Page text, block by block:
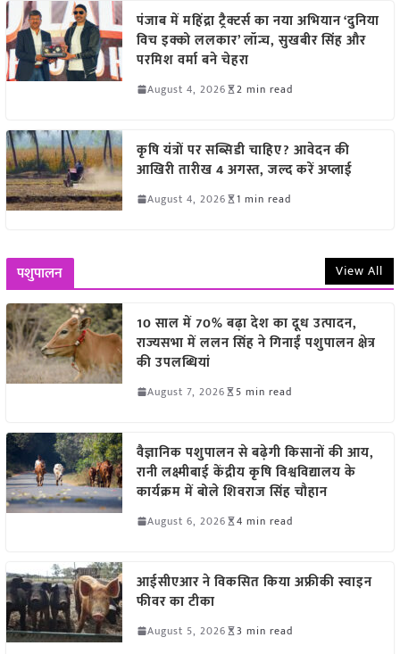
पंजाब में महिंद्रा ट्रैक्टर्स का नया अभियान ‘दुनिया
विच इक्को ललकार’ लॉन्च, सुखबीर सिंह और
परमिश वर्मा बने चेहरा
August 4, 2026 2 min read
कृषि यंत्रों पर सब्सिडी चाहिए? आवेदन की
आखिरी तारीख 4 अगस्त, जल्द करें अप्लाई
August 4, 2026 1 min read
पशुपालन View All
10 साल में 70% बढ़ा देश का दूध उत्पादन,
राज्यसभा में ललन सिंह ने गिनाईं पशुपालन क्षेत्र
की उपलब्धियां
August 7, 2026 5 min read
वैज्ञानिक पशुपालन से बढ़ेगी किसानों की आय,
रानी लक्ष्मीबाई केंद्रीय कृषि विश्वविद्यालय के
कार्यक्रम में बोले शिवराज सिंह चौहान
August 6, 2026 4 min read
आईसीएआर ने विकसित किया अफ्रीकी स्वाइन
फीवर का टीका
August 5, 2026 3 min read